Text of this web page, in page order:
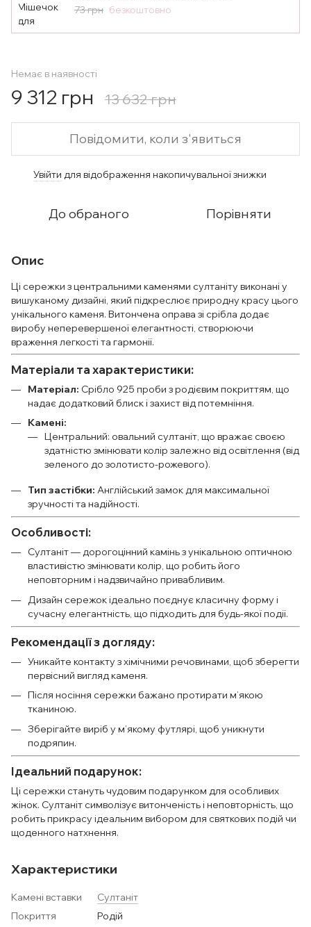
73 грн безкоштовно
Немає в наявності
9 312 грн 13 632 грн
Повідомити, коли з'явиться
Увійти для відображення накопичувальної знижки
До обраного Порівняти
Опис
Ці сережки з центральними каменями султаніту виконані у
вишуканому дизайні, який підкреслює природну красу цього
унікального каменя. Витончена оправа зі срібла додає
виробу неперевершеної елегантності, створюючи
враження легкості та гармонії.
Матеріали та характеристики:
Матеріал: Срібло 925 проби з родієвим покриттям, що
надає додатковий блиск і захист від потемніння.
Камені:
Центральний: овальний султаніт, що вражає своєю
здатністю змінювати колір залежно від освітлення (від
зеленого до золотисто-рожевого).
Тип застібки: Англійський замок для максимальної
зручності та надійності.
Особливості:
Султаніт — дорогоцінний камінь з унікальною оптичною
властивістю змінювати колір, що робить його
неповторним і надзвичайно привабливим.
Дизайн сережок ідеально поєднує класичну форму і
сучасну елегантність, що підходить для будь-якої події.
Рекомендації з догляду:
Уникайте контакту з хімічними речовинами, щоб зберегти
первісний вигляд каменя.
Після носіння сережки бажано протирати м’якою
тканиною.
Зберігайте виріб у м’якому футлярі, щоб уникнути
подряпин.
Ідеальний подарунок:
Ці сережки стануть чудовим подарунком для особливих
жінок. Султаніт символізує витонченість і неповторність, що
робить прикрасу ідеальним вибором для святкових подій чи
щоденного натхнення.
Характеристики
Камені вставки
Султаніт
Покриття
Родій